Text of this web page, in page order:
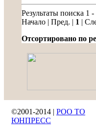
Результаты поиска 1 -
Начало | Пред. | 1 |
Отсортировано по
©2001-2014 | РОО ТО
ЮНПРЕСС